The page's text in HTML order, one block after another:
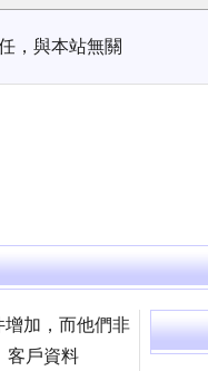
，與本站無關
增加，而他們非
客戶資料